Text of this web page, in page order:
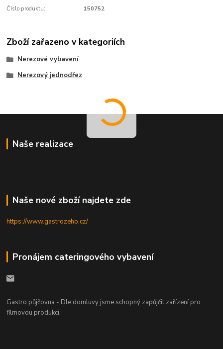
Číslo produktu: 150752
Zboží zařazeno v kategoriích
Nerezové vybavení
Nerezový jednodřez
Naše realizace
Naše nové zboží najdete zde
https://www.gastrozeho.cz/
Pronájem cateringového vybavení
Gastro půjčovna - Dle domluvy jsme schopný zapůjčit zařízení pro
filmovou produkci.